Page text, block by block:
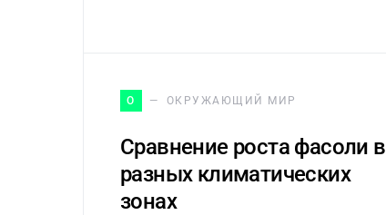
О ОКРУЖАЮЩИЙ МИР
Сравнение роста фасоли в
разных климатических
зонах